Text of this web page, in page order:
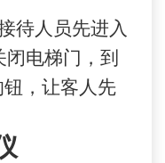
待人员先进入
电梯门，到
，让客人先